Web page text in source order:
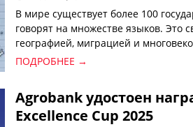
В мире существует более 100
говорят на множестве языков. Это
географией, миграцией и
процессами культурного развития.
являются лидерами по языковому
ПОДРОБНЕЕ →
Agrobank удостоен
Excellence Cup 2025